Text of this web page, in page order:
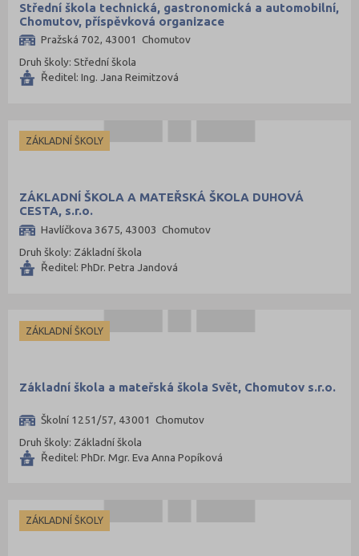
Střední škola technická, gastronomická a automobilní,
Chomutov, příspěvková organizace
Pražská 702, 43001 Chomutov
Druh školy: Střední škola
Ředitel: Ing. Jana Reimitzová
ZÁKLADNÍ ŠKOLY
ZÁKLADNÍ ŠKOLA A MATEŘSKÁ ŠKOLA DUHOVÁ
CESTA, s.r.o.
Havlíčkova 3675, 43003 Chomutov
Druh školy: Základní škola
Ředitel: PhDr. Petra Jandová
ZÁKLADNÍ ŠKOLY
Základní škola a mateřská škola Svět, Chomutov s.r.o.
Školní 1251/57, 43001 Chomutov
Druh školy: Základní škola
Ředitel: PhDr. Mgr. Eva Anna Popíková
ZÁKLADNÍ ŠKOLY